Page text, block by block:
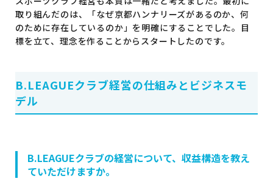
取り組んだのは、「なぜ京都ハンナリーズがあるのか、何
のために存在しているのか」を明確にすることでした。目
標を立て、理念を作ることからスタートしたのです。
B.LEAGUEクラブ経営の仕組みとビジネスモ
デル
B.LEAGUEクラブの経営について、収益構造を教え
ていただけますか。